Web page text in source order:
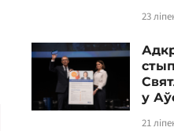
23
у
21